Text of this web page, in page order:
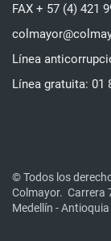
FAX + 57 (4) 421
Línea
Línea gratuita: 01
© Todos los
Colmayor. Carrera
Medellín -